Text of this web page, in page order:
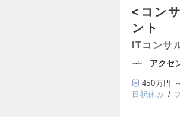
<コン
ント
ITコンサ
アクセ
450万円
日祝休み